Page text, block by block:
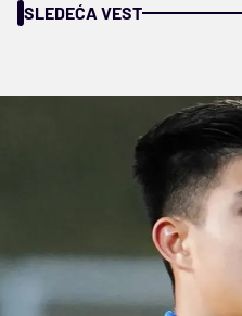
SLEDEĆA VEST